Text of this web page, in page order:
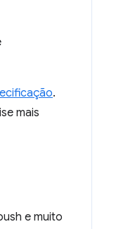
.
mais
e muito